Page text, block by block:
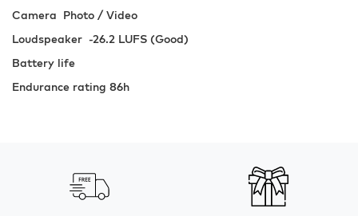
Camera Photo / Video
Loudspeaker -26.2 LUFS (Good)
Battery life
Endurance rating 86h